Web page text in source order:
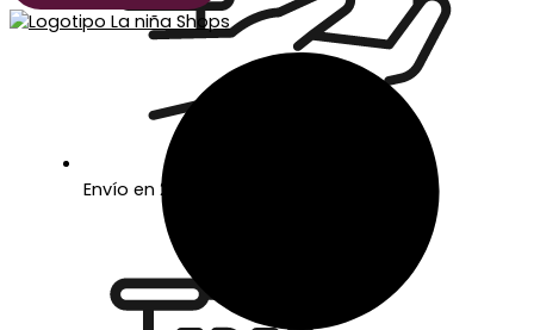
Envío en 24/48 horas laborables